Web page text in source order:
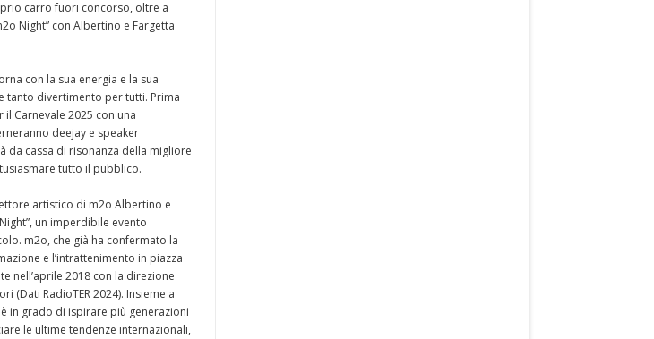
carro fuori concorso, oltre a
Night” con Albertino e Fargetta
con la sua energia e la sua
tanto divertimento per tutti. Prima
Carnevale 2025 con una
deejay e speaker
da cassa di risonanza della migliore
tutto il pubblico.
artistico di m2o Albertino e
un imperdibile evento
m2o, che già ha confermato la
e l’intrattenimento in piazza
nell’aprile 2018 con la direzione
(Dati RadioTER 2024). Insieme a
in grado di ispirare più generazioni
le ultime tendenze internazionali,